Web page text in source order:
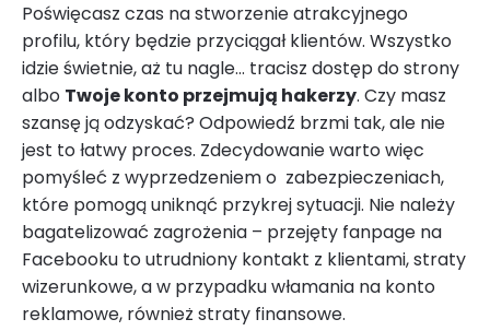
Poświęcasz czas na stworzenie atrakcyjnego
profilu, który będzie przyciągał klientów. Wszystko
idzie świetnie, aż tu nagle… tracisz dostęp do strony
albo Twoje konto przejmują hakerzy. Czy masz
szansę ją odzyskać? Odpowiedź brzmi tak, ale nie
jest to łatwy proces. Zdecydowanie warto więc
pomyśleć z wyprzedzeniem o zabezpieczeniach,
które pomogą uniknąć przykrej sytuacji. Nie należy
bagatelizować zagrożenia – przejęty fanpage na
Facebooku to utrudniony kontakt z klientami, straty
wizerunkowe, a w przypadku włamania na konto
reklamowe, również straty finansowe.